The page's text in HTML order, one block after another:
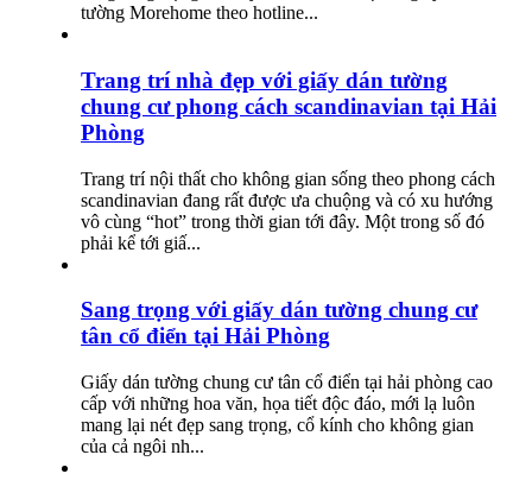
tường Morehome theo hotline...
Trang trí nhà đẹp với giấy dán tường
chung cư phong cách scandinavian tại Hải
Phòng
Trang trí nội thất cho không gian sống theo phong cách
scandinavian đang rất được ưa chuộng và có xu hướng
vô cùng “hot” trong thời gian tới đây. Một trong số đó
phải kể tới giấ...
Sang trọng với giấy dán tường chung cư
tân cổ điển tại Hải Phòng
Giấy dán tường chung cư tân cổ điển tại hải phòng cao
cấp với những hoa văn, họa tiết độc đáo, mới lạ luôn
mang lại nét đẹp sang trọng, cổ kính cho không gian
của cả ngôi nh...